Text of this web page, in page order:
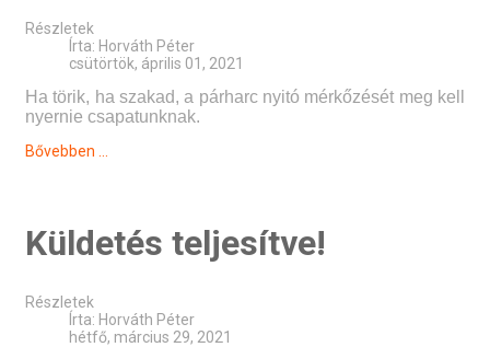
Részletek
Írta: Horváth Péter
csütörtök, április 01, 2021
Ha törik, ha szakad, a párharc nyitó mérkőzését meg kell
nyernie csapatunknak.
Bővebben ...
Küldetés teljesítve!
Részletek
Írta: Horváth Péter
hétfő, március 29, 2021